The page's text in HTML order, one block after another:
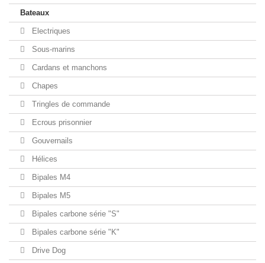
Bateaux
Electriques
Sous-marins
Cardans et manchons
Chapes
Tringles de commande
Ecrous prisonnier
Gouvernails
Hélices
Bipales M4
Bipales M5
Bipales carbone série "S"
Bipales carbone série "K"
Drive Dog